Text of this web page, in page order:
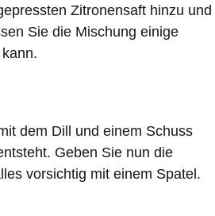
Zitronensaft hinzu und
Sie die Mischung einige
dem Dill und einem Schuss
Geben Sie nun die
vorsichtig mit einem Spatel.